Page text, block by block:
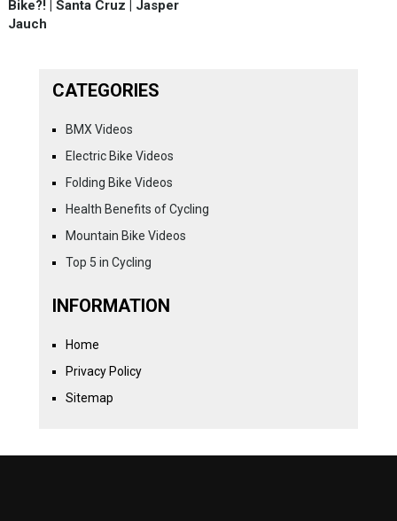
Bike?! | Santa Cruz | Jasper
Jauch
CATEGORIES
BMX Videos
Electric Bike Videos
Folding Bike Videos
Health Benefits of Cycling
Mountain Bike Videos
Top 5 in Cycling
INFORMATION
Home
Privacy Policy
Sitemap